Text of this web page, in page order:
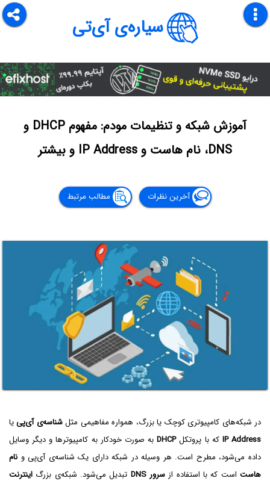
سیاره‌ی آی‌تی
آموزش شبکه و تنظیمات مودم: مفهوم DHCP و
DNS، نام هاست و IP Address و بیشتر
آخرین نظرات مطالب مرتبط
در شبکه‌های کامپیوتری کوچک یا بزرگ، همواره مفاهیمی مثلشناسه‌ی آی‌پییا
IP Address که با پروتکلDHCPبه صورت خودکار به کامپیوترها و دیگر وسایل
داده می‌شود، مطرح است. هر وسیله در شبکه دارای یک شناسه‌ی آی‌پی و نام
هاستاست که با استفاده از سرور DNS تبدیل می‌شود. شبکه‌ی بزرگ اینترنت